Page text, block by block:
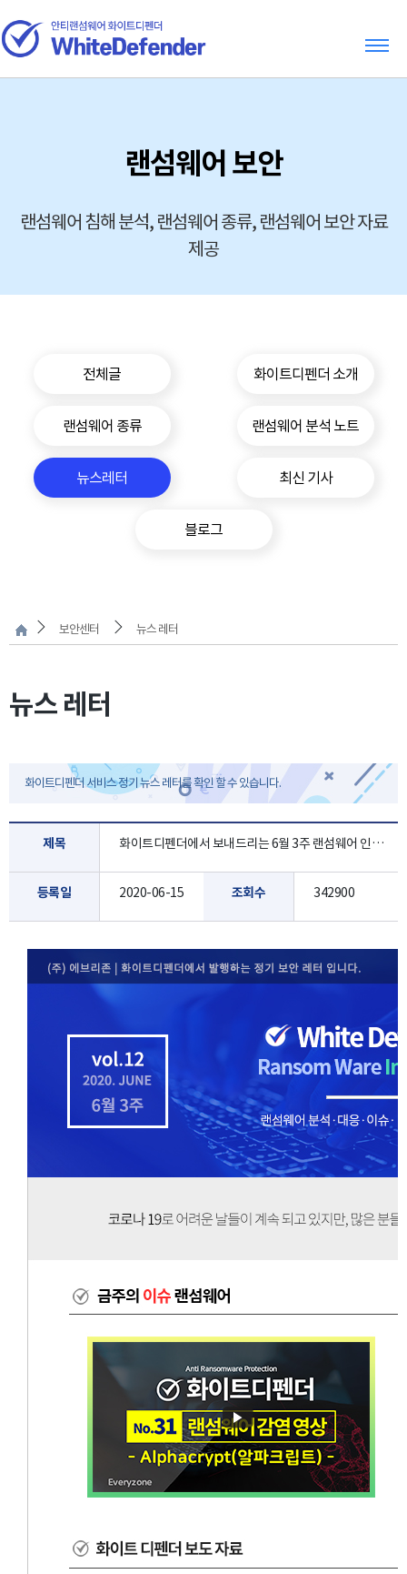
랜섬웨어 보안
랜섬웨어 침해 분석, 랜섬웨어 종류, 랜섬웨어 보안 자료
제공
전체글 화이트디펜더 소개
랜섬웨어 종류 랜섬웨어 분석 노트
뉴스레터 최신 기사
블로그
보안센터 뉴스 레터
뉴스 레터
화이트디펜더 서비스 정기 뉴스 레터를 확인 할 수 있습니다.
제목 화이트디펜더에서 보내드리는 6월 3주 랜섬웨어 인포 레터 입니다.
등록일 2020-06-15 조회수 342900